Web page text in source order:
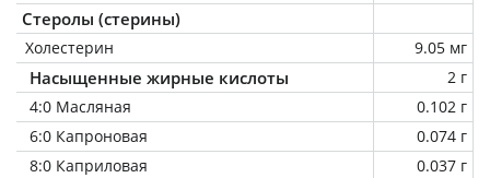
Стеролы (стерины)
Холестерин 9.05 мг
Насыщенные жирные кислоты
2 г
4:0 Масляная
0.102 г
6:0 Капроновая
0.074 г
8:0 Каприловая
0.037 г